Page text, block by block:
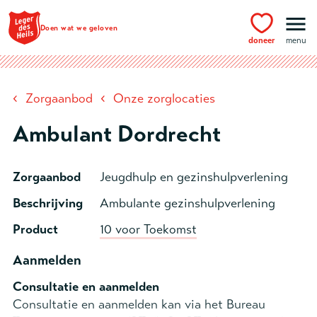
Ga naar hoofdinhoud
Doen wat we geloven
doneer menu
‹ Zorgaanbod ‹ Onze zorglocaties
Ambulant Dordrecht
Zorgaanbod
Jeugdhulp en gezinshulpverlening
Beschrijving
Ambulante gezinshulpverlening
Product
10 voor Toekomst
Aanmelden
Consultatie en aanmelden
Consultatie en aanmelden kan via het Bureau